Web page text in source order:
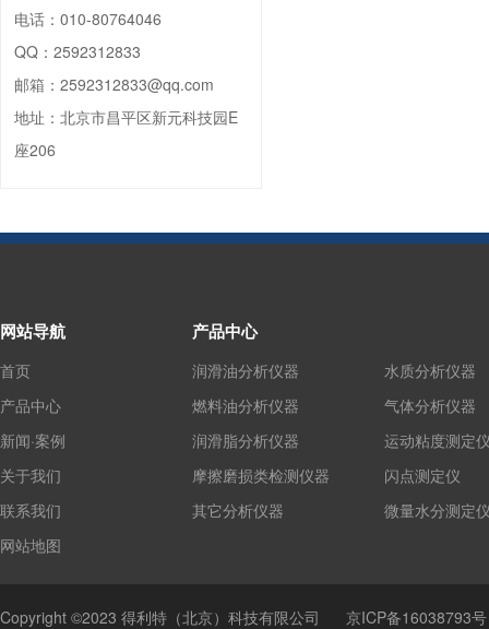
电话： 010-80764046
QQ： 2592312833
邮箱： 2592312833@qq.com
地址： 北京市昌平区新元科技园E
座206
网站导航
首页
产品中心
新闻·案例
关于我们
联系我们
网站地图
产品中心
润滑油分析仪器
燃料油分析仪器
润滑脂分析仪器
摩擦磨损类检测仪器
其它分析仪器
水质分析仪器
气体分析仪器
运动粘度测定
闪点测定仪
微量水分测定
Copyright ©2023 得利特（北京）科技有限公司 京ICP备16038793号